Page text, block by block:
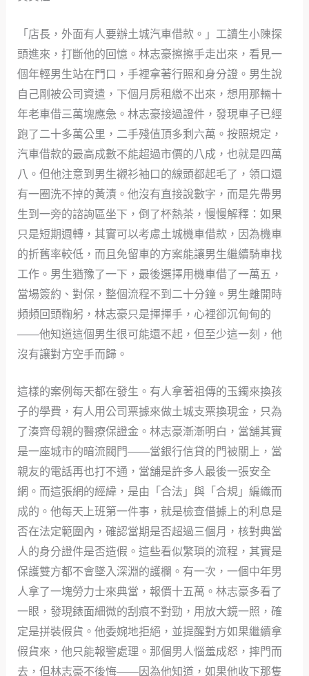
「店長，外面有人要辦土城汽車借款。」工讀生小陳探
頭進來，打斷他的回憶。林志豪擦擦手走出來，看見一
個年輕男生站在門口，手裡拿著行照和身分證。男生說
自己剛被公司資遣，下個月房租繳不出來，想用那輛十
年老車借三萬塊應急。林志豪接過證件，發現車子已經
跑了二十多萬公里，二手殘值頂多剩六萬。按照規定，
汽車借款的最高成數不能超過市價的八成，也就是四萬
八。但他注意到男生襯衫袖口的線頭都起毛了，領口還
有一圈洗不掉的黃漬。他沒有直接說數字，而是先帶男
生到一旁的諮詢區坐下，倒了杯熱茶，慢慢解釋：如果
只是短期週轉，其實可以考慮土城機車借款，因為機車
的折舊率較低，而且免留車的方案能讓男生繼續騎車找
工作。男生猶豫了一下，最後選擇用機車借了一萬五，
當場簽約、對保，整個流程不到二十分鐘。男生離開時
頻頻回頭鞠躬，林志豪只是揮揮手，心裡卻沉甸甸的
——他知道這個男生很可能還不起，但至少這一刻，他
沒有讓對方空手而歸。
這樣的案例每天都在發生。有人拿著祖傳的玉鐲來換孩
子的學費，有人用公司票據來做土城支票換現金，只為
了湊齊母親的醫療保證金。林志豪漸漸明白，當舖其實
是一座城市的暗流閥門——當銀行信貸的門被關上，當
親友的電話再也打不通，當舖是許多人最後一張安全
網。而這張網的經緯，是由「合法」與「合規」編織而
成的。他每天上班第一件事，就是檢查借據上的利息是
否在法定範圍內，確認當期是否超過三個月，核對典當
人的身分證件是否造假。這些看似繁瑣的流程，其實是
保護雙方都不會墜入深淵的護欄。有一次，一個中年男
人拿了一塊勞力士來典當，報價十五萬。林志豪多看了
一眼，發現錶面細微的刮痕不對勁，用放大鏡一照，確
定是拼裝假貨。他委婉地拒絕，並提醒對方如果繼續拿
假貨來，他只能報警處理。那個男人惱羞成怒，摔門而
去，但林志豪不後悔——因為他知道，如果他收下那隻